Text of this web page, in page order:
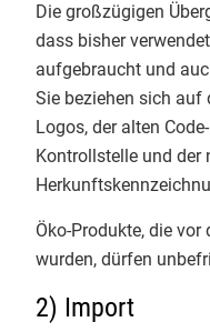
eine sichere
​#BioKontrolle
Justus-Liebig-
Christian
3
Info-Service
Info-Service
Info-Service
EmpCo-
EU-Bio-
Die großzügigen
dass bisher
aufgebraucht und
Sie beziehen sich auf
Logos, der alten
Kontrollstelle und der
Öko-Produkte, die
wurden, dürfen
2) Import